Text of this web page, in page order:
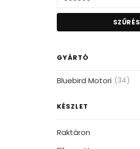
SZŰRÉS
GYÁRTÓ
Bluebird Motori (34)
KÉSZLET
Raktáron